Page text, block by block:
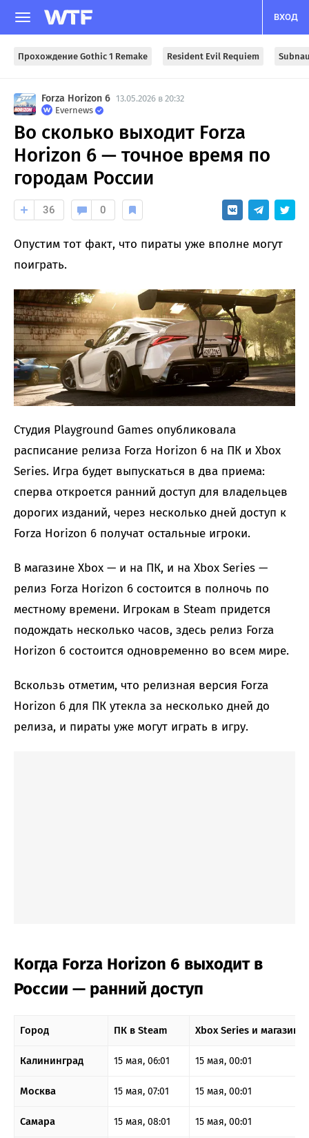
ВХОД
Прохождение Gothic 1 Remake Resident Evil Requiem
Forza Horizon 6 13.05.2026 в 20:32
Evernews
Во сколько выходит Forza
Horizon 6 — точное время по
городам России
36 0
Опустим тот факт, что пираты уже вполне могут
поиграть.
Студия Playground Games опубликовала
расписание релиза Forza Horizon 6 на ПК и Xbox
Series. Игра будет выпускаться в два приема:
сперва откроется ранний доступ для владельцев
дорогих изданий, через несколько дней доступ к
Forza Horizon 6 получат остальные игроки.
В магазине Xbox — и на ПК, и на Xbox Series —
релиз Forza Horizon 6 состоится в полночь по
местному времени. Игрокам в Steam придется
подождать несколько часов, здесь релиз Forza
Horizon 6 состоится одновременно во всем мире.
Вскользь отметим, что релизная версия Forza
Horizon 6 для ПК утекла за несколько дней до
релиза, и пираты уже могут играть в игру.
Когда Forza Horizon 6 выходит в
России — ранний доступ
Город ПК в Steam Xbox Series и магазин
Калининград 15 мая, 06:01 15 мая, 00:01
Москва 15 мая, 07:01 15 мая, 00:01
Самара 15 мая, 08:01 15 мая, 00:01